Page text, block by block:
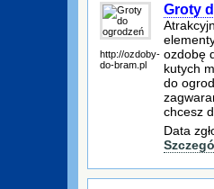
http://ozdoby-
do-bram.pl
Groty
ozdobę
kutych
do
chcesz
Data